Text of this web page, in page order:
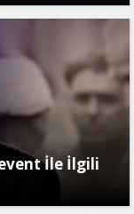
İle İlgili